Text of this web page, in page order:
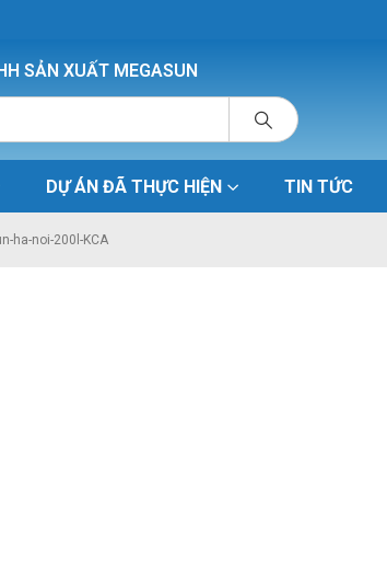
SẢN XUẤT MEGASUN
DỰ ÁN ĐÃ THỰC HIỆN TIN TỨC
ha-noi-200l-KCA